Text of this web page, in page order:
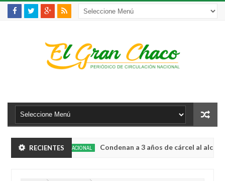
RECIENTES
Aug
INTERNACIONAL Condenan a 3 años de cárcel al alcalde